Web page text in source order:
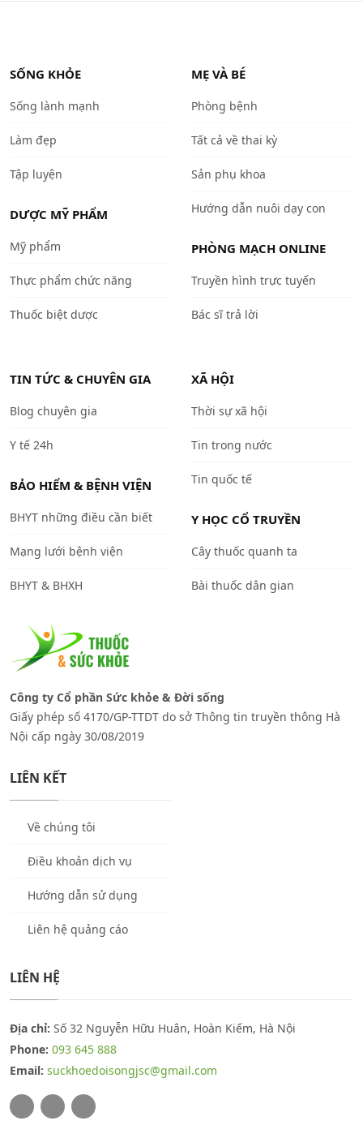
SỐNG KHỎE
Sống lành mạnh
Làm đẹp
Tập luyện
DƯỢC MỸ PHẨM
Mỹ phẩm
Thực phẩm chức năng
Thuốc biệt dược
MẸ VÀ BÉ
Phòng bệnh
Tất cả về thai kỳ
Sản phụ khoa
Hướng dẫn nuôi dạy con
PHÒNG MẠCH ONLINE
Truyền hình trực tuyến
Bác sĩ trả lời
TIN TỨC & CHUYÊN GIA
Blog chuyên gia
Y tế 24h
BẢO HIỂM & BỆNH VIỆN
BHYT những điều cần biết
Mạng lưới bệnh viện
BHYT & BHXH
XÃ HỘI
Thời sự xã hội
Tin trong nước
Tin quốc tế
Y HỌC CỔ TRUYỀN
Cây thuốc quanh ta
Bài thuốc dân gian
Công ty Cổ phần Sức khỏe & Đời sống
Giấy phép số 4170/GP-TTDT do sở Thông tin truyền thông Hà
Nội cấp ngày 30/08/2019
LIÊN KẾT
Về chúng tôi
Điều khoản dịch vụ
Hướng dẫn sử dụng
Liên hệ quảng cáo
LIÊN HỆ
Địa chỉ: Số 32 Nguyễn Hữu Huân, Hoàn Kiếm, Hà Nội
Phone: 093 645 888
Email: suckhoedoisongjsc@gmail.com